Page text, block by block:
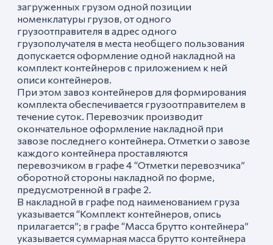
загруженных грузом одной позиции
номенклатуры грузов, от одного
грузоотправителя в адрес одного
грузополучателя в места необщего пользования
допускается оформление одной накладной на
комплект контейнеров с приложением к ней
описи контейнеров.
При этом завоз контейнеров для формирования
комплекта обеспечивается грузоотправителем в
течение суток. Перевозчик производит
окончательное оформление накладной при
завозе последнего контейнера. Отметки о завозе
каждого контейнера проставляются
перевозчиком в графе 4 “Отметки перевозчика”
оборотной стороны накладной по форме,
предусмотренной в графе 2.
В накладной в графе под наименованием груза
указывается “Комплект контейнеров, опись
прилагается”; в графе “Масса брутто контейнера”
указывается суммарная масса брутто контейнера